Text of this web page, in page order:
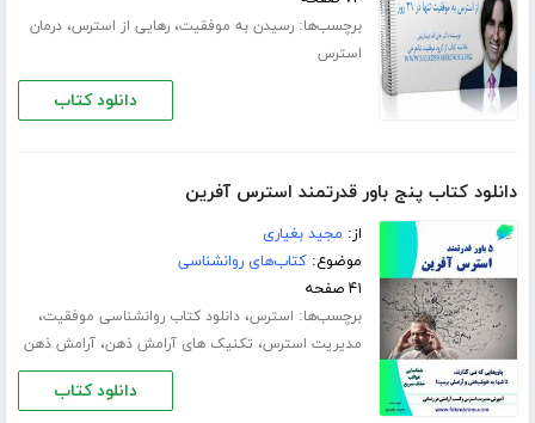
برچسب‌ها:رسیدن به موفقیت،رهایی از استرس،درمان
استرس
دانلود کتاب
دانلود کتاب پنج باور قدرتمند استرس آفرین
از: مجید بغیاری
موضوع:کتاب‌های روانشناسی
۴۱ صفحه
برچسب‌ها: استرس،دانلود کتاب روانشناسی موفقیت،
مدیریت استرس، تکنیک های آرامش ذهن،آرامش ذهن
دانلود کتاب